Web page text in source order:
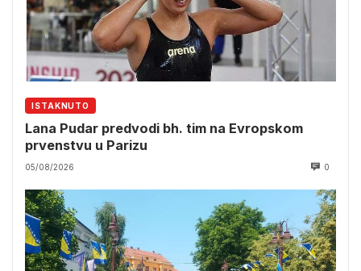
ISTAKNUTO
Lana Pudar predvodi bh. tim na Evropskom
prvenstvu u Parizu
05/08/2026 0